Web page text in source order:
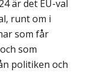
är det EU-val
runt om i
som får
som
politiken och